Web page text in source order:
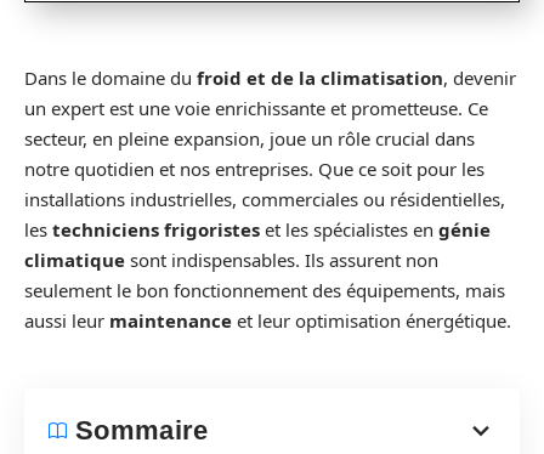
Dans le domaine du froid et de la climatisation, devenir
un expert est une voie enrichissante et prometteuse. Ce
secteur, en pleine expansion, joue un rôle crucial dans
notre quotidien et nos entreprises. Que ce soit pour les
installations industrielles, commerciales ou résidentielles,
les techniciens frigoristes et les spécialistes en génie
climatique sont indispensables. Ils assurent non
seulement le bon fonctionnement des équipements, mais
aussi leur maintenance et leur optimisation énergétique.
Sommaire